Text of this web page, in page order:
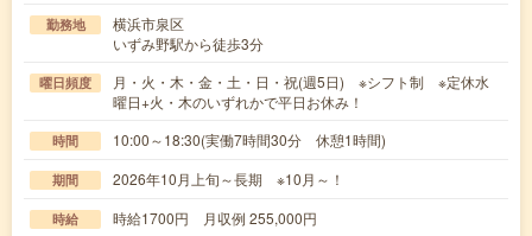
勤務地
横浜市泉区
いずみ野駅から徒歩3分
曜日頻度
月・火・木・金・土・日・祝(週5日) ※シフト制 ※定休水
曜日+火・木のいずれかで平日お休み！
時間 10:00～18:30(実働7時間30分 休憩1時間)
期間 2026年10月上旬～長期 ※10月～！
時給 時給1700円 月収例 255,000円